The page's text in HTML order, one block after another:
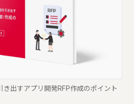
出すアプリ開発RFP作成のポイント